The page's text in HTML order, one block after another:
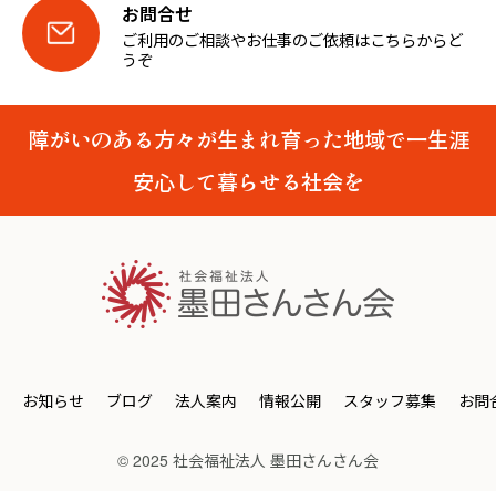
お問合せ
ご利用のご相談やお仕事のご依頼はこちらからど
うぞ
障がいのある方々が生まれ育った地域で一生涯
安心して暮らせる社会を
お知らせ ブログ 法人案内 情報公開 スタッフ募集 お問
© 2025 社会福祉法人 墨田さんさん会